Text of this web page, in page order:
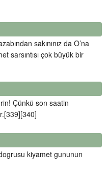
sakınınız da O’na
sarsıntısı çok büyük bir
Çünkü son saatin
kiyamet gununun